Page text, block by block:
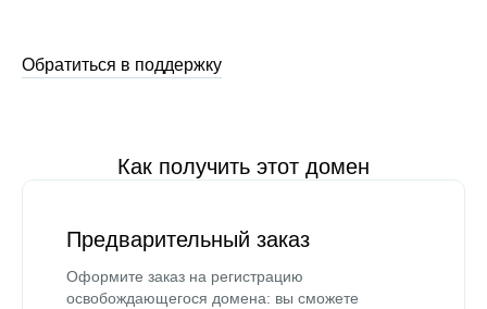
Обратиться в поддержку
Как получить этот домен
Предварительный заказ
Оформите заказ на регистрацию
освобождающегося домена: вы сможете